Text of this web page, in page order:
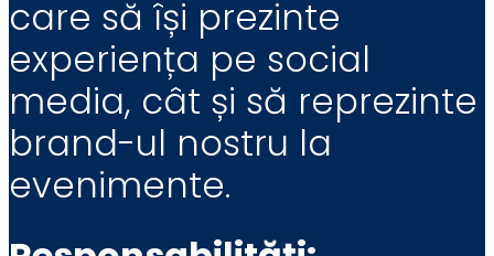
care să își prezinte
experiența pe social
media, cât și să reprezinte
brand-ul nostru la
evenimente.